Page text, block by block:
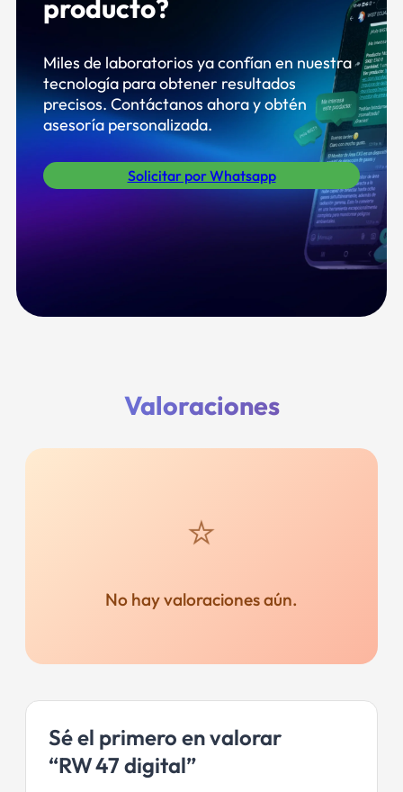
producto?
Miles de laboratorios ya confían en nuestra
tecnología para obtener resultados
precisos. Contáctanos ahora y obtén
asesoría personalizada.
Solicitar por Whatsapp
Valoraciones
No hay valoraciones aún.
Sé el primero en valorar
“RW 47 digital”